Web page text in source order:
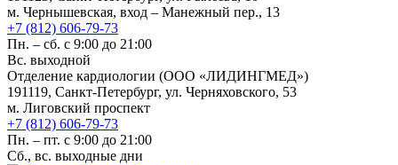
м. Чернышевская, вход – Манежный пер., 13
+7 (812) 606-79-73
Пн. – сб. с 9:00 до 21:00
Вс. выходной
Отделение кардиологии (ООО «ЛИДИНГМЕД»)
191119, Санкт-Петербург, ул. Черняховского, 53
м. Лиговский проспект
+7 (812) 606-79-73
Пн. – пт. с 9:00 до 21:00
Сб., вс. выходные дни